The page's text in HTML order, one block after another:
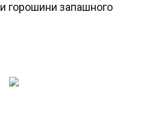
горошини запашного